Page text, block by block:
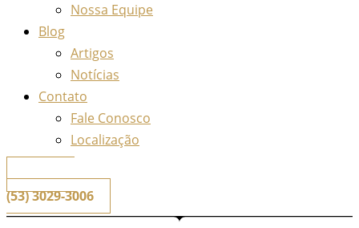
Nossa Equipe
Blog
Artigos
Notícias
Contato
Fale Conosco
Localização
(53) 3029-3006